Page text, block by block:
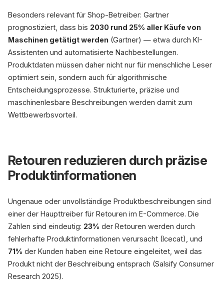
Besonders relevant für Shop-Betreiber: Gartner
prognostiziert, dass bis 2030 rund 25% aller Käufe von
Maschinen getätigt werden (Gartner) — etwa durch KI-
Assistenten und automatisierte Nachbestellungen.
Produktdaten müssen daher nicht nur für menschliche Leser
optimiert sein, sondern auch für algorithmische
Entscheidungsprozesse. Strukturierte, präzise und
maschinenlesbare Beschreibungen werden damit zum
Wettbewerbsvorteil.
Retouren reduzieren durch präzise
Produktinformationen
Ungenaue oder unvollständige Produktbeschreibungen sind
einer der Haupttreiber für Retouren im E-Commerce. Die
Zahlen sind eindeutig: 23% der Retouren werden durch
fehlerhafte Produktinformationen verursacht (Icecat), und
71% der Kunden haben eine Retoure eingeleitet, weil das
Produkt nicht der Beschreibung entsprach (Salsify Consumer
Research 2025).